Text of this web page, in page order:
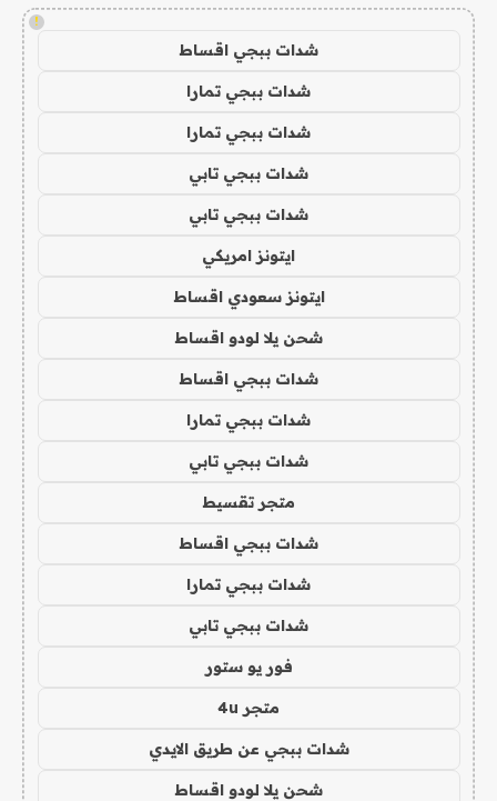
!
شدات ببجي اقساط
شدات ببجي تمارا
شدات ببجي تمارا
شدات ببجي تابي
شدات ببجي تابي
ايتونز امريكي
ايتونز سعودي اقساط
شحن يلا لودو اقساط
شدات ببجي اقساط
شدات ببجي تمارا
شدات ببجي تابي
متجر تقسيط
شدات ببجي اقساط
شدات ببجي تمارا
شدات ببجي تابي
فور يو ستور
متجر 4u
شدات ببجي عن طريق الايدي
شحن يلا لودو اقساط